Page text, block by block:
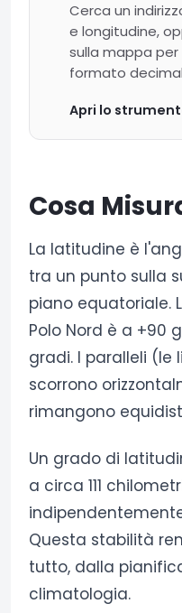
Cerca un
e longitudine,
sulla mappa
formato
Apri lo
Cosa
La latitudine è
tra un punto sulla
piano equatoriale.
Polo Nord è a +90
gradi. I paralleli (le
scorrono
rimangono
Un grado di
a circa 111
Questa stabilità
tutto, dalla
climatologia.